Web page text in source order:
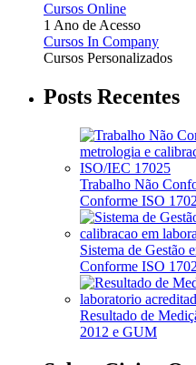
Cursos Online
1 Ano de Acesso
Cursos In Company
Cursos Personalizados
Posts Recentes
Trabalho Não
Conforme ISO
Sistema de Gestão
Conforme ISO
Resultado de
2012 e GUM